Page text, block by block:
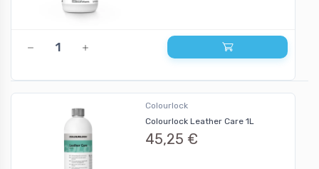
Colourlock
Colourlock Leather Care 1L
45,25 €